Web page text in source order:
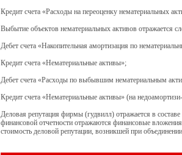
Кредит счета «Расходы на переоценку нематериальных
Выбытие объектов нематериальных активов отражается
Дебет счета «Накопительная амортизация по
Кредит счета «Нематериальные активы»;
Дебет счета «Расходы по выбывшим нематериальным
Кредит счета «Нематериальные активы» (на
Деловая репутация фирмы (гудвилл) отражается в
финансовой отчетности отражаются финансовые
стоимость деловой репутации, возникшей при